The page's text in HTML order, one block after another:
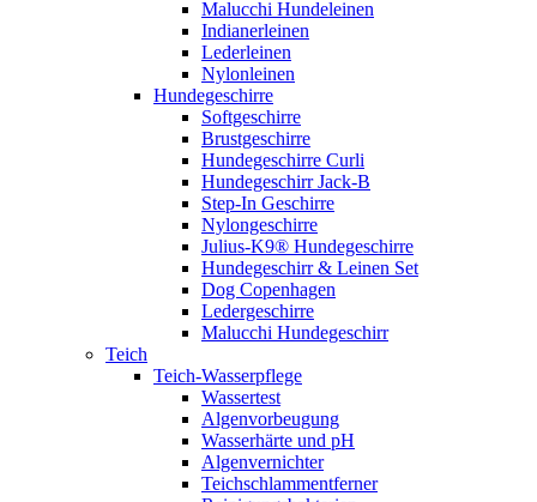
Malucchi Hundeleinen
Indianerleinen
Lederleinen
Nylonleinen
Hundegeschirre
Softgeschirre
Brustgeschirre
Hundegeschirre Curli
Hundegeschirr Jack-B
Step-In Geschirre
Nylongeschirre
Julius-K9® Hundegeschirre
Hundegeschirr & Leinen Set
Dog Copenhagen
Ledergeschirre
Malucchi Hundegeschirr
Teich
Teich-Wasserpflege
Wassertest
Algenvorbeugung
Wasserhärte und pH
Algenvernichter
Teichschlammentferner